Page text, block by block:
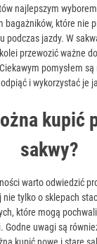
najlepszym
bagażników, które nie
podczas jazdy. W
przewozić ważne
pomysłem
i wykorzystać je
kupić
sakwy?
warto odwiedzić
tylko o sklepach
które mogą
Godne uwagi są